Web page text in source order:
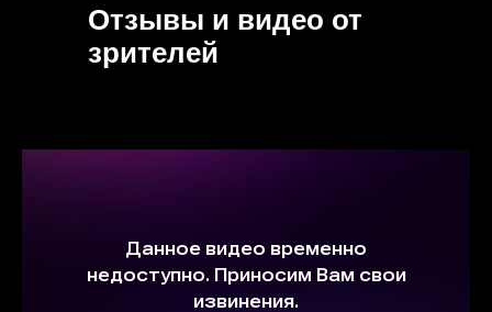
Отзывы и видео от
зрителей